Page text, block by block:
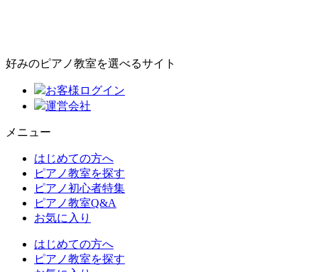
好みのピアノ教室を選べるサイト
お客様ログイン
運営会社
メニュー
はじめての方へ
ピアノ教室を探す
ピアノ初心者特集
ピアノ教室Q&A
お気に入り
はじめての方へ
ピアノ教室を探す